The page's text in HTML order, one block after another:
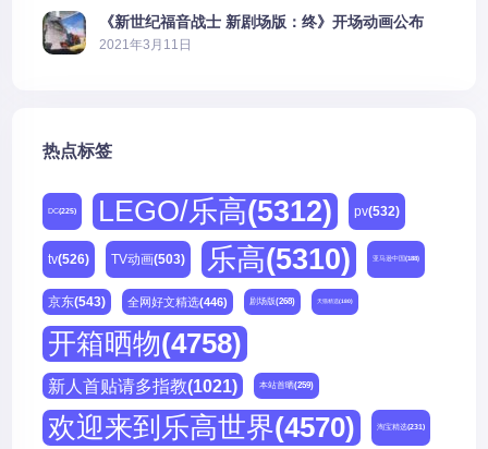
《新世纪福音战士 新剧场版：终》开场动画公布
2021年3月11日
热点标签
DC(225) LEGO/乐高(5312) pv(532)
tv(526) TV动画(503) 乐高(5310) 亚马逊中国(188)
京东(543) 全网好文精选(446) 剧场版(268) 天猫精选(180)
开箱晒物(4758)
新人首贴请多指教(1021) 本站首晒(259)
欢迎来到乐高世界(4570) 淘宝精选(231)